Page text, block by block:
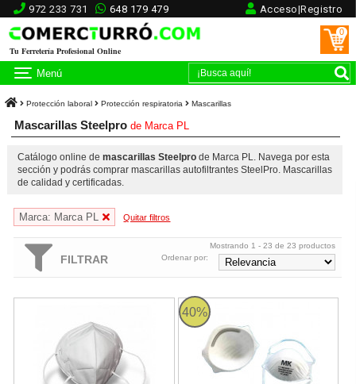
972 233 731 648 179 479 Acceso|Registro
Tu Ferretería Profesional Online
0
Menú
Protección laboral Protección respiratoria Mascarillas
Mascarillas Steelprode Marca PL
Catálogo online de mascarillas Steelprode Marca PL. Navega por esta
sección y podrás comprar mascarillas autofiltrantes SteelPro. Mascarillas
de calidad y certificadas.
Marca: Marca PL Quitar filtros
FILTRAR
Mostrando 1 - 23 de 23 productos
Ordenar por:
Mascarilla plegable KN95 sin válvula
40%
Mascarilla desechable AP-81001